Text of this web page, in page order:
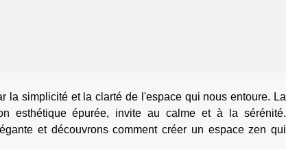
la simplicité et la clarté de l'espace qui nous entoure. La
esthétique épurée, invite au calme et à la sérénité.
et découvrons comment créer un espace zen qui